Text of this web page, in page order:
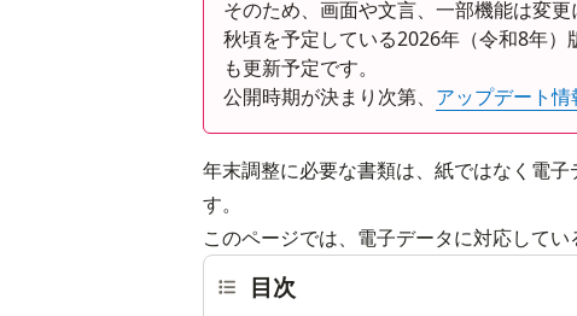
そのため、画面や文言、一部機能は変更
秋頃を予定している2026年（令和8年
も更新予定です。
公開時期が決まり次第、 アップデート情
年末調整に必要な書類は、紙ではなく電
す。
このページでは、電子データに対応して
目次